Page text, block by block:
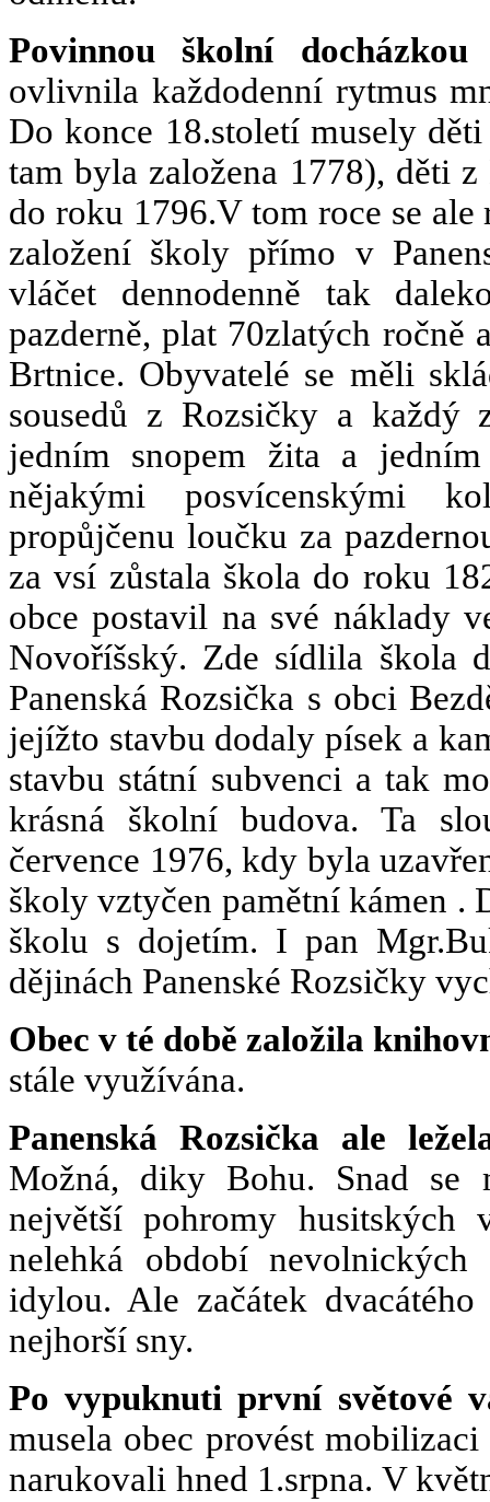
Povinnou školní
ovlivnila každodenní rytmus
Do konce 18.století musely
tam byla založena 1778), děti
do roku 1796.V tom roce se
založení školy přímo v
vláčet dennodenně tak
pazderně, plat 70zlatých ročně
Brtnice. Obyvatelé se měli
sousedů z Rozsičky a každý
jedním snopem žita a
nějakými posvícenskými
propůjčenu loučku za
za vsí zůstala škola do roku
obce postavil na své náklady
Novoříšský. Zde sídlila škola
Panenská Rozsička s obci
jejížto stavbu dodaly písek a
stavbu státní subvenci a tak
krásná školní budova. Ta
července 1976, kdy byla
školy vztyčen pamětní kámen .
školu s dojetím. I pan
dějinách Panenské Rozsičky
Obec v té době založila
stále využívána.
Panenská Rozsička ale
Možná, diky Bohu. Snad se
největší pohromy
nelehká období
idylou. Ale začátek
nejhorší sny.
Po vypuknuti první světové
musela obec provést
narukovali hned 1.srpna. V